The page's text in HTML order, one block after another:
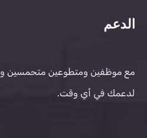
الدعم
مع موظفين ومتطوعين متحمسين
لدعمك في أي وقت.